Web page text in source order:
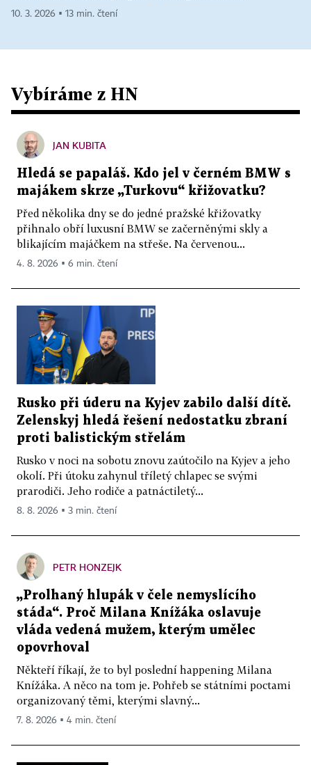
10. 3. 2026 ▪ 13 min. čtení
Vybíráme z HN
JAN KUBITA
Hledá se papaláš. Kdo jel v černém BMW s
majákem skrze „Turkovu“ křižovatku?
Před několika dny se do jedné pražské křižovatky
přihnalo obří luxusní BMW se začerněnými skly a
blikajícím majáčkem na střeše. Na červenou...
4. 8. 2026 ▪ 6 min. čtení
Rusko při úderu na Kyjev zabilo další dítě.
Zelenskyj hledá řešení nedostatku zbraní
proti balistickým střelám
Rusko v noci na sobotu znovu zaútočilo na Kyjev a jeho
okolí. Při útoku zahynul tříletý chlapec se svými
prarodiči. Jeho rodiče a patnáctiletý...
8. 8. 2026 ▪ 3 min. čtení
PETR HONZEJK
„Prolhaný hlupák v čele nemyslícího
stáda“. Proč Milana Knížáka oslavuje
vláda vedená mužem, kterým umělec
opovrhoval
Někteří říkají, že to byl poslední happening Milana
Knížáka. A něco na tom je. Pohřeb se státními poctami
organizovaný těmi, kterými slavný...
7. 8. 2026 ▪ 4 min. čtení